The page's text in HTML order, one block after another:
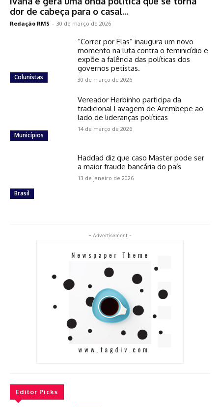
dor de cabeça para o casal...
Redação RMS - 30 de março de 2026
Colunistas
“Correr por Elas” inaugura um novo
momento na luta contra o feminicídio e
expõe a falência das políticas dos
governos petistas.
30 de março de 2026
Municípios
Vereador Herbinho participa da
tradicional Lavagem de Arembepe ao
lado de lideranças políticas
14 de março de 2026
Brasil
Haddad diz que caso Master pode ser
a maior fraude bancária do país
13 de janeiro de 2026
- Advertisement -
Editor Picks